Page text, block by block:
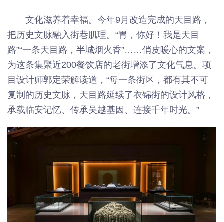
文化滋养着幸福。今年9月改造完成的天目路，
把历史文脉融入街巷肌理。“胃，你好！我是天目
路”“一条天目路，半城烟火香”……俏皮暖心的文案，
为这条集聚近200餐饮店的老街增添了文化气息。项
目设计师郭定荣解读道，“每一条街区，都有其不可
复制的历史文脉，天目路延续了衣锦街的设计风格，
承载临安记忆、传承吴越基因、连接千年时光。”